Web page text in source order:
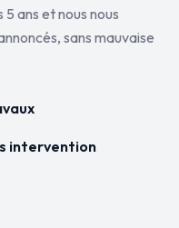
ans et nous nous
sans mauvaise
intervention